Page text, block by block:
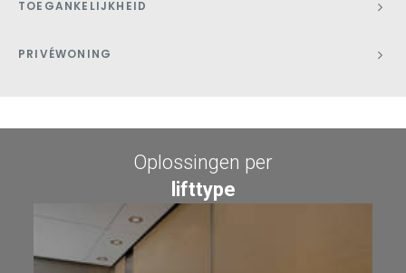
TOEGANKELIJKHEID
PRIVÉWONING
Oplossingen per
lifttype